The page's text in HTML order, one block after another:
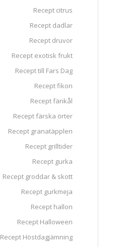
Recept citrus
Recept dadlar
Recept druvor
Recept exotisk frukt
Recept till Fars Dag
Recept fikon
Recept fänkål
Recept färska örter
Recept granatäpplen
Recept grilltider
Recept gurka
Recept groddar & skott
Recept gurkmeja
Recept hallon
Recept Halloween
Recept Höstdagjämning